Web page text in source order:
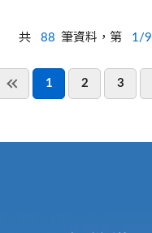
共 88 筆資料，第 1/9
1 2 3